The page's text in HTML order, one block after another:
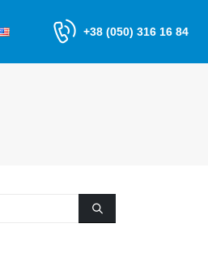
+38 (050) 316 16 84